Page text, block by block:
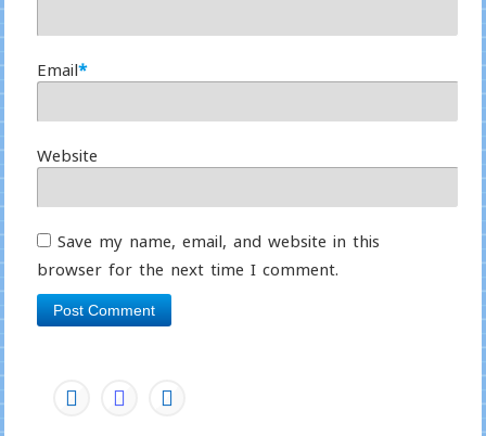
Email*
Website
Save my name, email, and website in this
browser for the next time I comment.